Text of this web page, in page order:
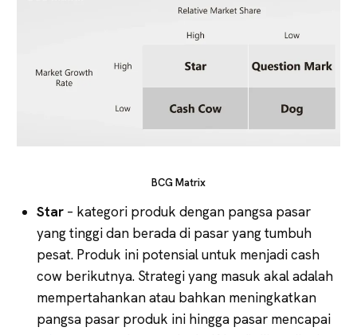
BCG Matrix
Star – kategori produk dengan pangsa pasar
yang tinggi dan berada di pasar yang tumbuh
pesat. Produk ini potensial untuk menjadi cash
cow berikutnya. Strategi yang masuk akal adalah
mempertahankan atau bahkan meningkatkan
pangsa pasar produk ini hingga pasar mencapai